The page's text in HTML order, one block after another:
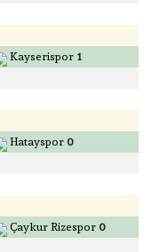
Kayserispor 1
Hatayspor 0
Çaykur Rizespor 0